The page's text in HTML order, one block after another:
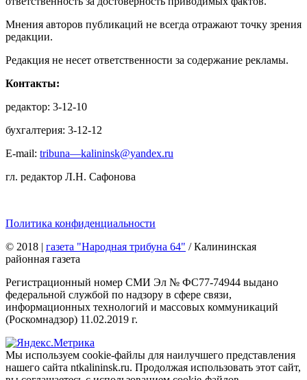
Мнения авторов публикаций не всегда отражают точку зрения
редакции.
Редакция не несет ответственности за содержание рекламы.
Контакты:
редактор: 3-12-10
бухгалтерия: 3-12-12
E-mail: tribuna—kalininsk@yandex.ru
гл. редактор Л.Н. Сафонова
Политика конфиденциальности
© 2018 | газета "Народная трибуна 64" / Калининская
районная газета
Регистрационный номер СМИ Эл № ФС77-74944 выдано
федеральной службой по надзору в сфере связи,
информационных технологий и массовых коммуникаций
(Роскомнадзор) 11.02.2019 г.
Мы используем cookie-файлы для наилучшего представления
нашего сайта ntkalininsk.ru. Продолжая использовать этот сайт,